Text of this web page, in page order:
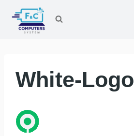
Saltar
contenido
White-Logo